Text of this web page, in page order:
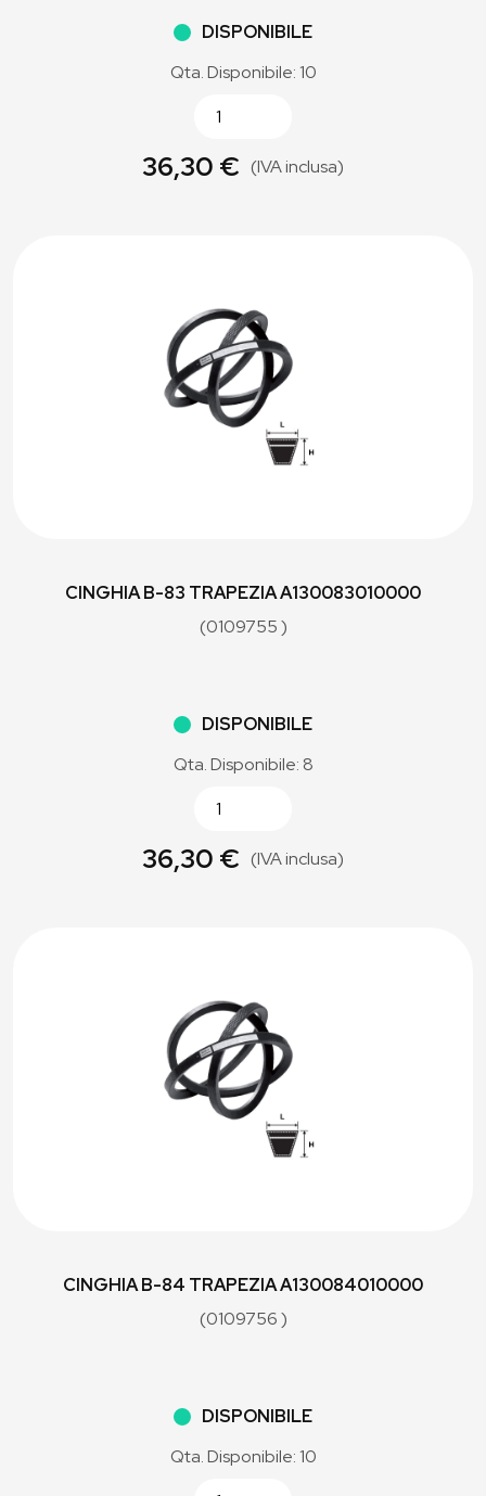
DISPONIBILE
Qta. Disponibile: 10
36,30 € (IVA inclusa)
CINGHIA B-83 TRAPEZIA A130083010000
(0109755 )
DISPONIBILE
Qta. Disponibile: 8
36,30 € (IVA inclusa)
CINGHIA B-84 TRAPEZIA A130084010000
(0109756 )
DISPONIBILE
Qta. Disponibile: 10